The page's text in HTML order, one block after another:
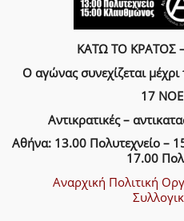
ΚΑΤΩ ΤΟ ΚΡΑΤΟΣ
Ο αγώνας συνεχίζεται
17
Αντικρατικές –
Αθήνα: 13.00 Πολυτεχνείο –
17.00
Αναρχική Πολιτική